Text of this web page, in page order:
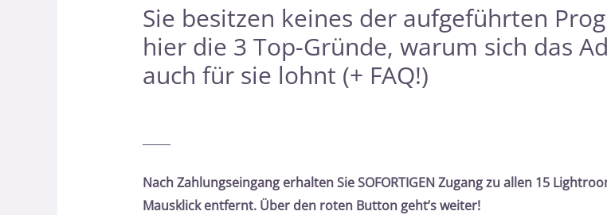
Sie besitzen keines der aufgeführten
hier die 3 Top-Gründe, warum sich das
auch für sie lohnt (+ FAQ!)
Nach Zahlungseingang erhalten Sie SOFORTIGEN Zugang zu allen 15
Mausklick entfernt. Über den roten Button geht’s weiter!